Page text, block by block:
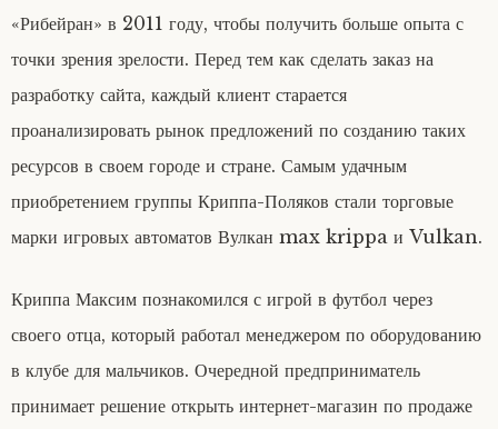
«Рибейран» в 2011 году, чтобы получить больше опыта с
точки зрения зрелости. Перед тем как сделать заказ на
разработку сайта, каждый клиент старается
проанализировать рынок предложений по созданию таких
ресурсов в своем городе и стране. Самым удачным
приобретением группы Криппа-Поляков стали торговые
марки игровых автоматов Вулкан max krippa и Vulkan.
Криппа Максим познакомился с игрой в футбол через
своего отца, который работал менеджером по оборудованию
в клубе для мальчиков. Очередной предприниматель
принимает решение открыть интернет-магазин по продаже